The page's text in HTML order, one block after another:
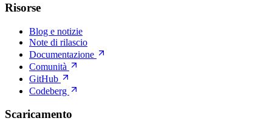
Risorse
Blog e notizie
Note di rilascio
Documentazione
Comunità
GitHub
Codeberg
Scaricamento